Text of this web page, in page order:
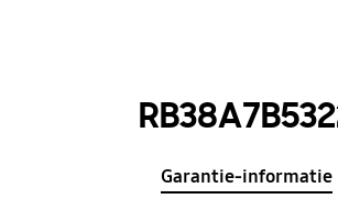
Garantie-informatie